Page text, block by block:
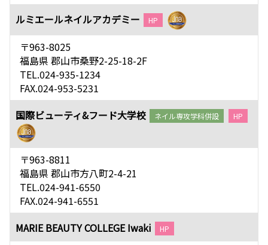
ルミエールネイルアカデミー
HP
〒963-8025
福島県 郡山市桑野2-25-18-2F
TEL.024-935-1234
FAX.024-953-5231
国際ビューティ&フード大学校
ネイル専攻学科併設 HP
〒963-8811
福島県 郡山市方八町2-4-21
TEL.024-941-6550
FAX.024-941-6551
MARIE BEAUTY COLLEGE Iwaki
HP